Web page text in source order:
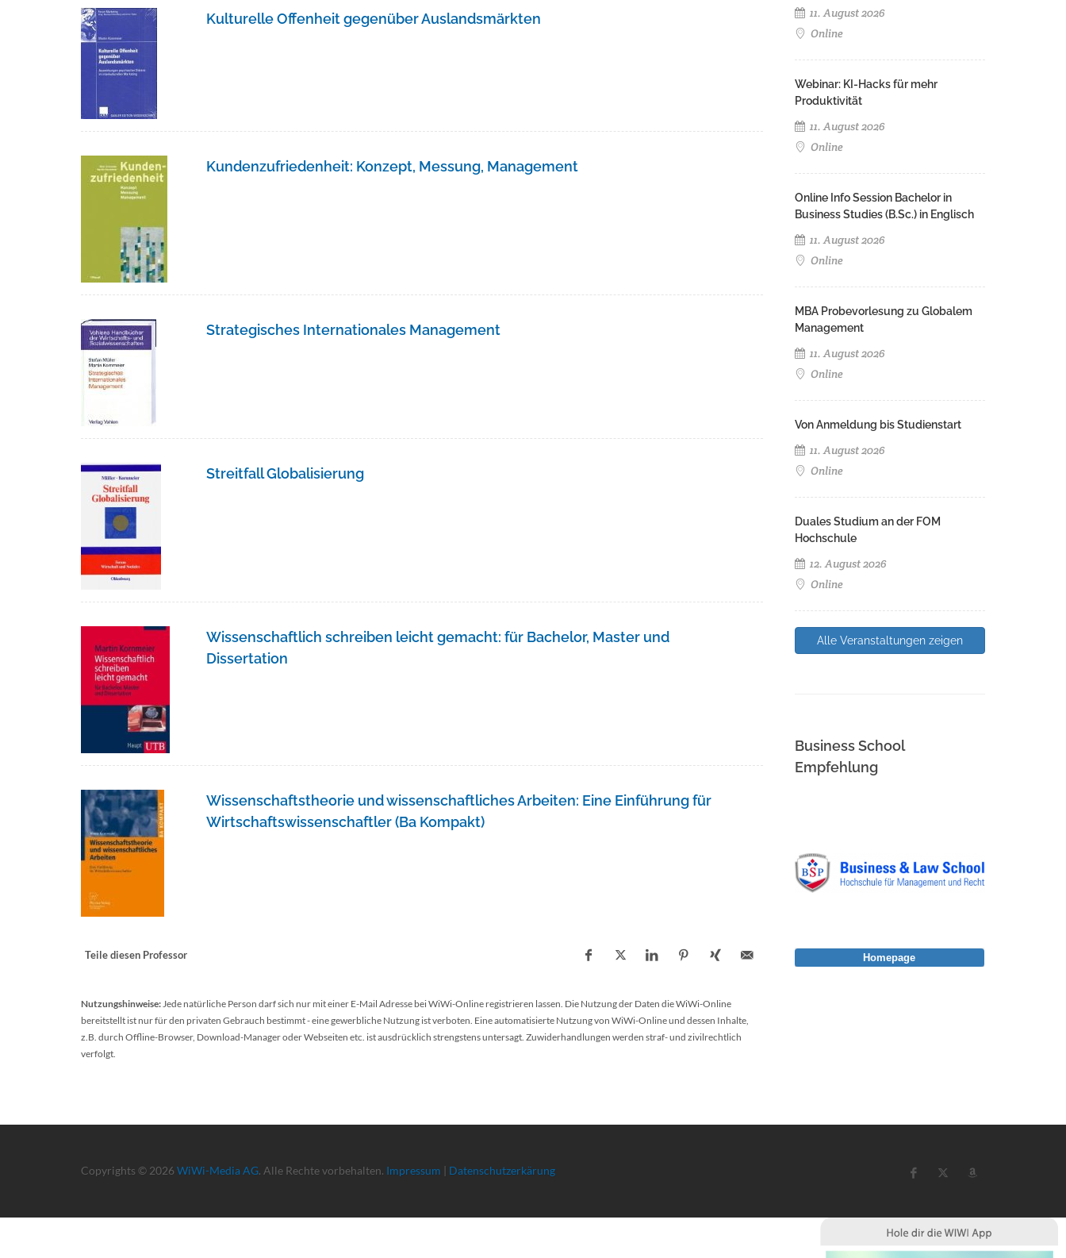
Kulturelle Offenheit gegenüber Auslandsmärkten
Kundenzufriedenheit: Konzept, Messung, Management
Strategisches Internationales Management
Streitfall Globalisierung
Wissenschaftlich schreiben leicht gemacht: für Bachelor, Master und
Dissertation
Wissenschaftstheorie und wissenschaftliches Arbeiten: Eine Einführung für
Wirtschaftswissenschaftler (Ba Kompakt)
Teile diesen Professor
Nutzungshinweise:Jede natürliche Person darf sich nur mit einer E-Mail Adresse bei WiWi-Online registrieren lassen. Die Nutzung der Daten die WiWi-Online
bereitstellt ist nur für den privaten Gebrauch bestimmt - eine gewerbliche Nutzung ist verboten. Eine automatisierte Nutzung von WiWi-Online und dessen Inhalte,
z.B. durch Offline-Browser, Download-Manager oder Webseiten etc. ist ausdrücklich strengstens untersagt. Zuwiderhandlungen werden straf- und zivilrechtlich
verfolgt.
11. August 2026
Online
Webinar: KI-Hacks für mehr
Produktivität
11. August 2026
Online
Online Info Session Bachelor in
Business Studies (B.Sc.) in Englisch
11. August 2026
Online
MBA Probevorlesung zu Globalem
Management
11. August 2026
Online
Von Anmeldung bis Studienstart
11. August 2026
Online
Duales Studium an der FOM
Hochschule
12. August 2026
Online
Alle Veranstaltungen zeigen
Business School
Empfehlung
Copyrights © 2026 WiWi-Media AG. Alle Rechte vorbehalten. Impressum | Datenschutzerkärung
Homepage